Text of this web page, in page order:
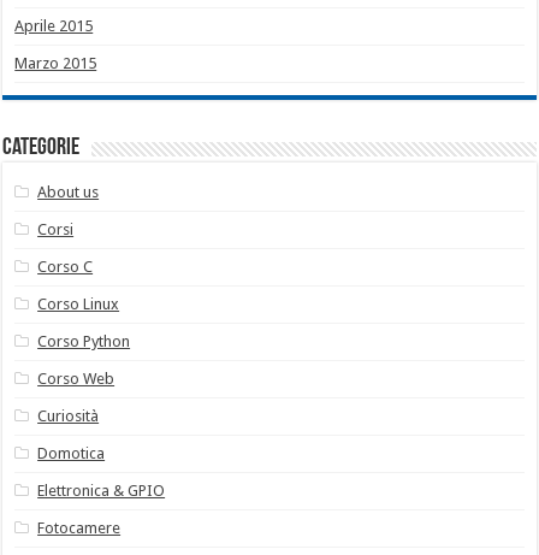
Aprile 2015
Marzo 2015
Categorie
About us
Corsi
Corso C
Corso Linux
Corso Python
Corso Web
Curiosità
Domotica
Elettronica & GPIO
Fotocamere